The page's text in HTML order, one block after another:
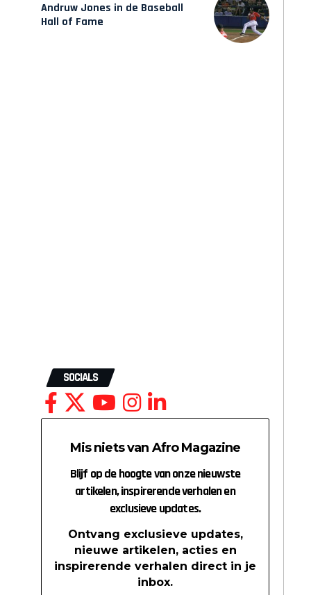
Andruw Jones in de Baseball
Hall of Fame
SOCIALS
Mis niets van Afro Magazine
Blijf op de hoogte van onze nieuwste
artikelen, inspirerende verhalen en
exclusieve updates.
Ontvang exclusieve updates,
nieuwe artikelen, acties en
inspirerende verhalen direct in je
inbox.